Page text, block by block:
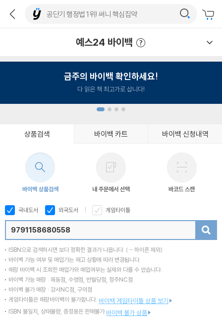
예스24 바이백
금주의 바이백 확인하세요!
다 읽은 책 최고가로 삽니다!
상품검색 바이백 카트 바이백 신청내역
바이백 상품검색 내 주문에서 선택 바코드 스캔
국내도서 외국도서 게임타이틀
ISBN으로 검색하시면 보다 정확한 결과가 나옵니다. ( - 하이픈 제외)
바이백 가능 여부 및 매입가는 재고 상황에 따라 변경됩니다.
매장 바이백 시 조회한 매입가와 매입여부는 실제와 다를 수 있습니다.
바이백 가능 매장 : 목동점, 수영점, 반월당점, 청주NC점
바이백 불가 매장 : 강서NC점, 구의점
게임타이틀은 매장바이백이 불가합니다. 바이백 게임타이틀 상품 보기
ISBN 불일치, 상태불량, 증정용은 판매불가 바이백 불가 상품